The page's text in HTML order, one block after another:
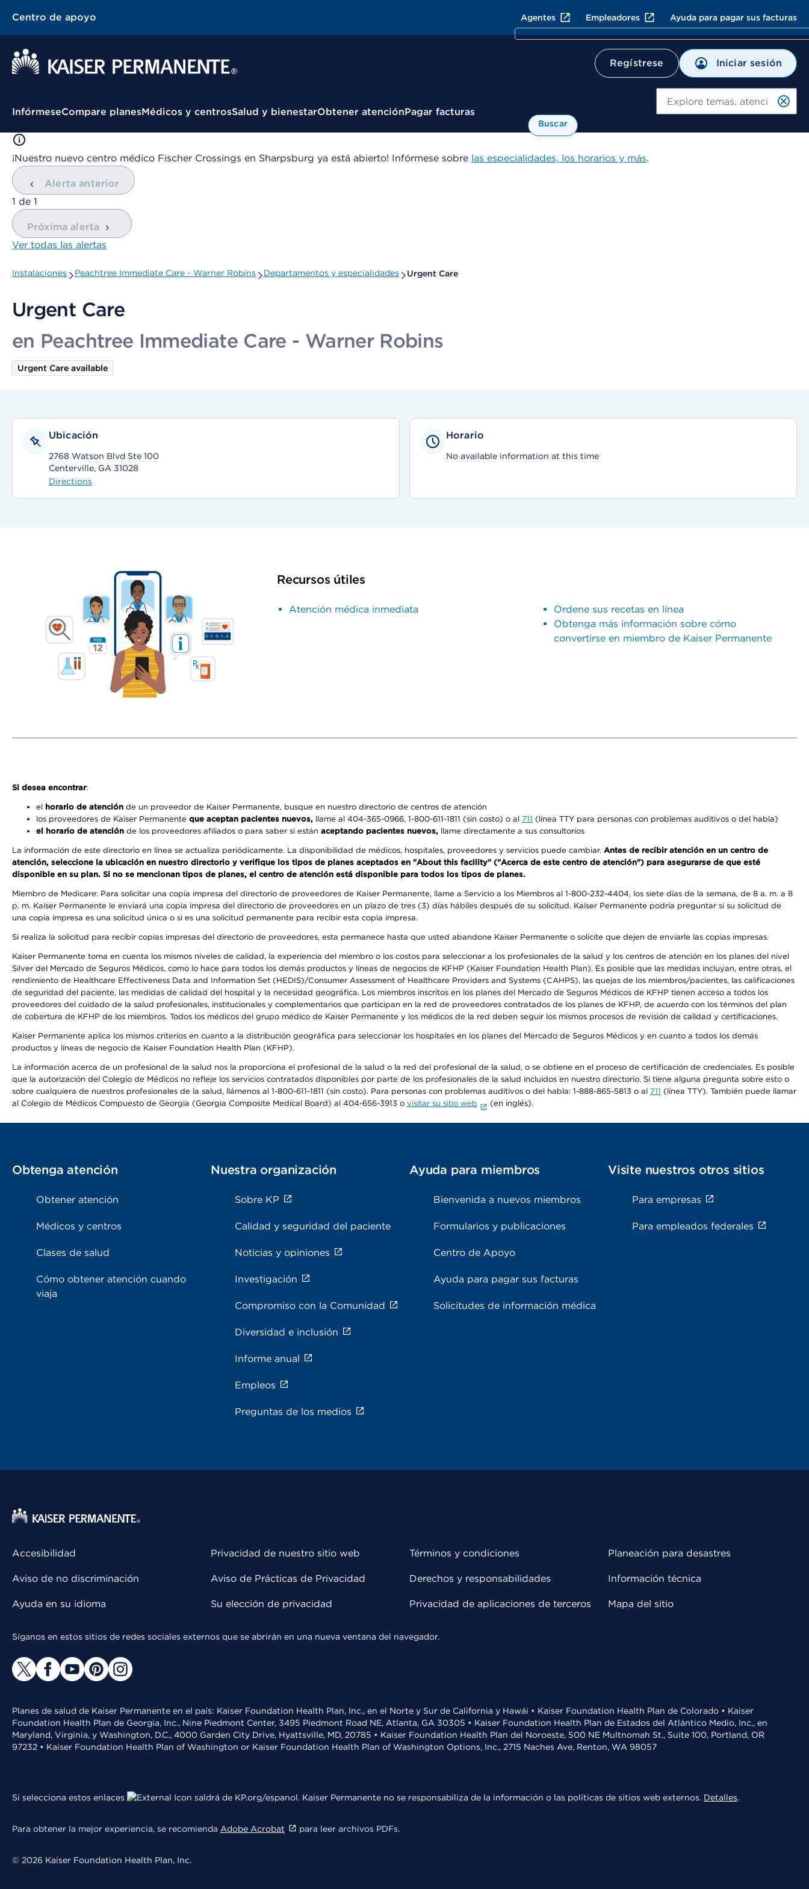
Centro de apoyo Agentes Empleadores Ayuda para pagar sus facturas
Regístrese Iniciar sesión
Menú contextual
InfórmeseCompare planesMédicos y centrosSalud y bienestarObtener atenciónPagar facturas
Buscar
¡Nuestro nuevo centro médico Fischer Crossings en Sharpsburg ya está abierto! Infórmese sobre las especialidades, los horarios y más.
Alerta anterior
mostrando
1 de 1
Próxima alerta
Ver todas las alertas
Instalaciones Peachtree Immediate Care - Warner Robins Departamentos y especialidades Urgent Care
Urgent Care
en Peachtree Immediate Care - Warner Robins
Urgent Care available
Ubicación
2768 Watson Blvd Ste 100
Centerville, GA 31028
Directions
Horario
No available information at this time
Recursos útiles
Atención médica inmediata
Ordene sus recetas en línea
Obtenga más información sobre cómo
convertirse en miembro de Kaiser Permanente
Si desea encontrar:
el horario de atención de un proveedor de Kaiser Permanente, busque en nuestro directorio de centros de atención
los proveedores de Kaiser Permanente que aceptan pacientes nuevos, llame al 404-365-0966, 1-800-611-1811 (sin costo) o al 711 (línea TTY para personas con problemas auditivos o del habla)
el horario de atención de los proveedores afiliados o para saber si están aceptando pacientes nuevos, llame directamente a sus consultorios
La información de este directorio en línea se actualiza periódicamente. La disponibilidad de médicos, hospitales, proveedores y servicios puede cambiar. Antes de recibir atención en un centro de
atención, seleccione la ubicación en nuestro directorio y verifique los tipos de planes aceptados en "About this facility" ("Acerca de este centro de atención") para asegurarse de que esté
disponible en su plan. Si no se mencionan tipos de planes, el centro de atención está disponible para todos los tipos de planes.
Miembro de Medicare: Para solicitar una copia impresa del directorio de proveedores de Kaiser Permanente, llame a Servicio a los Miembros al 1-800-232-4404, los siete días de la semana, de 8 a. m. a 8
p. m. Kaiser Permanente le enviará una copia impresa del directorio de proveedores en un plazo de tres (3) días hábiles después de su solicitud. Kaiser Permanente podría preguntar si su solicitud de
una copia impresa es una solicitud única o si es una solicitud permanente para recibir esta copia impresa.
Si realiza la solicitud para recibir copias impresas del directorio de proveedores, esta permanece hasta que usted abandone Kaiser Permanente o solicite que dejen de enviarle las copias impresas.
Kaiser Permanente toma en cuenta los mismos niveles de calidad, la experiencia del miembro o los costos para seleccionar a los profesionales de la salud y los centros de atención en los planes del nivel
Silver del Mercado de Seguros Médicos, como lo hace para todos los demás productos y líneas de negocios de KFHP (Kaiser Foundation Health Plan). Es posible que las medidas incluyan, entre otras, el
rendimiento de Healthcare Effectiveness Data and Information Set (HEDIS)/Consumer Assessment of Healthcare Providers and Systems (CAHPS), las quejas de los miembros/pacientes, las calificaciones
de seguridad del paciente, las medidas de calidad del hospital y la necesidad geográfica. Los miembros inscritos en los planes del Mercado de Seguros Médicos de KFHP tienen acceso a todos los
proveedores del cuidado de la salud profesionales, institucionales y complementarios que participan en la red de proveedores contratados de los planes de KFHP, de acuerdo con los términos del plan
de cobertura de KFHP de los miembros. Todos los médicos del grupo médico de Kaiser Permanente y los médicos de la red deben seguir los mismos procesos de revisión de calidad y certificaciones.
Kaiser Permanente aplica los mismos criterios en cuanto a la distribución geográfica para seleccionar los hospitales en los planes del Mercado de Seguros Médicos y en cuanto a todos los demás
productos y líneas de negocio de Kaiser Foundation Health Plan (KFHP).
La información acerca de un profesional de la salud nos la proporciona el profesional de la salud o la red del profesional de la salud, o se obtiene en el proceso de certificación de credenciales. Es posible
que la autorización del Colegio de Médicos no refleje los servicios contratados disponibles por parte de los profesionales de la salud incluidos en nuestro directorio. Si tiene alguna pregunta sobre esto o
sobre cualquiera de nuestros profesionales de la salud, llámenos al 1-800-611-1811 (sin costo). Para personas con problemas auditivos o del habla: 1-888-865-5813 o al 711 (línea TTY). También puede llamar
al Colegio de Médicos Compuesto de Georgia (Georgia Composite Medical Board) al 404-656-3913 o visitar su sitio web (en inglés).
Obtenga atención
Obtener atención
Médicos y centros
Clases de salud
Cómo obtener atención cuando
viaja
Nuestra organización
Sobre KP
Calidad y seguridad del paciente
Noticias y opiniones
Investigación
Compromiso con la Comunidad
Diversidad e inclusión
Informe anual
Empleos
Preguntas de los medios
Ayuda para miembros
Bienvenida a nuevos miembros
Formularios y publicaciones
Centro de Apoyo
Ayuda para pagar sus facturas
Solicitudes de información médica
Visite nuestros otros sitios
Para empresas
Para empleados federales
Accesibilidad
Aviso de no discriminación
Ayuda en su idioma
Privacidad de nuestro sitio web
Aviso de Prácticas de Privacidad
Su elección de privacidad
Términos y condiciones
Derechos y responsabilidades
Privacidad de aplicaciones de terceros
Planeación para desastres
Información técnica
Mapa del sitio
Síganos en estos sitios de redes sociales externos que se abrirán en una nueva ventana del navegador.
Planes de salud de Kaiser Permanente en el país: Kaiser Foundation Health Plan, Inc., en el Norte y Sur de California y Hawái • Kaiser Foundation Health Plan de Colorado • Kaiser
Foundation Health Plan de Georgia, Inc., Nine Piedmont Center, 3495 Piedmont Road NE, Atlanta, GA 30305 • Kaiser Foundation Health Plan de Estados del Atlántico Medio, Inc., en
Maryland, Virginia, y Washington, D.C., 4000 Garden City Drive, Hyattsville, MD, 20785 • Kaiser Foundation Health Plan del Noroeste, 500 NE Multnomah St., Suite 100, Portland, OR
97232 • Kaiser Foundation Health Plan of Washington or Kaiser Foundation Health Plan of Washington Options, Inc., 2715 Naches Ave, Renton, WA 98057
Si selecciona estos enlaces saldrá de KP.org/espanol. Kaiser Permanente no se responsabiliza de la información o las políticas de sitios web externos. Detalles.
Para obtener la mejor experiencia, se recomienda Adobe Acrobat para leer archivos PDFs.
© 2026 Kaiser Foundation Health Plan, Inc.